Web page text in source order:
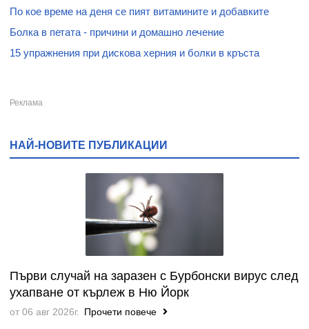
По кое време на деня се пият витамините и добавките
Болка в петата - причини и домашно лечение
15 упражнения при дискова херния и болки в кръста
НАЙ-НОВИТЕ ПУБЛИКАЦИИ
Първи случай на заразен с Бурбонски вирус след
ухапване от кърлеж в Ню Йорк
от 06 авг 2026г. Прочети повече